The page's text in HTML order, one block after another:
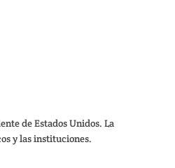
de Estados Unidos. La
y las instituciones.